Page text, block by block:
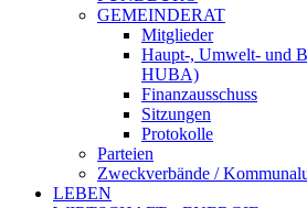
GEMEINDERAT
Mitglieder
Haupt-, Umwelt- und
HUBA)
Finanzausschuss
Sitzungen
Protokolle
Parteien
Zweckverbände /
LEBEN